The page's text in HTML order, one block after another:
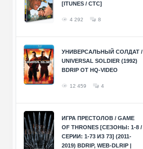
[ITUNES / СТС]
4 292 8
УНИВЕРСАЛЬНЫЙ СОЛДАТ /
UNIVERSAL SOLDIER (1992)
BDRIP ОТ HQ-VIDEO
12 459 4
ИГРА ПРЕСТОЛОВ / GAME
OF THRONES [СЕЗОНЫ: 1-8 /
СЕРИИ: 1-73 ИЗ 73] (2011-
2019) BDRIP, WEB-DLRIP |